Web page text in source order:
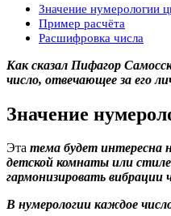
Значение нумерологии
Пример расчёта
Расшифровка числа
Как сказал Пифагор
число, отвечающее за его
Значение
Эта тема будет интересна
детской комнаты или
гармонизировать вибрации
В нумерологии каждое